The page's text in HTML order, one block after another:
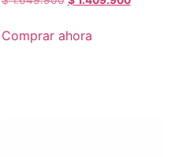
Comprar ahora